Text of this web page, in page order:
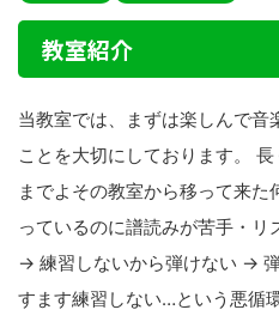
教室紹介
当教室では、まずは楽しんで音
ことを大切にしております。
までよその教室から移って来
っているのに譜読みが苦手・
→ 練習しないから弾けない →
すます練習しない…という悪循